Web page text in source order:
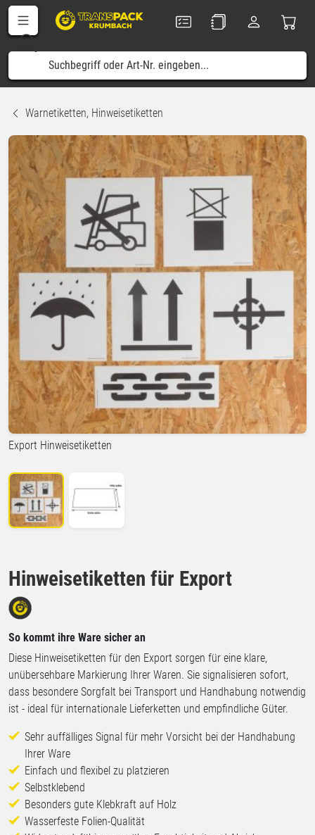
Warnetiketten, Hinweisetiketten
Hinweisetiketten für Export
Export Hinweisetiketten
So kommt ihre Ware sicher an
Diese Hinweisetiketten für den Export sorgen für eine klare,
unübersehbare Markierung Ihrer Waren. Sie signalisieren sofort,
dass besondere Sorgfalt bei Transport und Handhabung notwendig
ist - ideal für internationale Lieferketten und empfindliche Güter.
Sehr auffälliges Signal für mehr Vorsicht bei der Handhabung
Ihrer Ware
Einfach und flexibel zu platzieren
Selbstklebend
Besonders gute Klebkraft auf Holz
Wasserfeste Folien-Qualität